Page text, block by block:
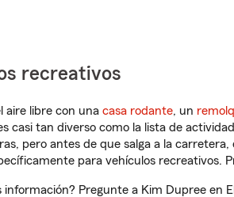
recreativos
aire libre con una casa rodante, un
casi tan diverso como la lista de
pero antes de que salga a la
para vehículos recreativos.
información? Pregunte a Kim Dupree en